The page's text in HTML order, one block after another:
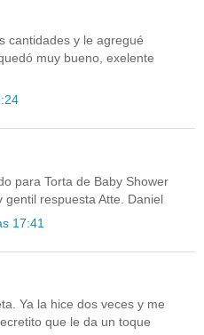
cantidades y le agregué
muy bueno, exelente
para Torta de Baby Shower
respuesta Atte. Daniel
17:41
Ya la hice dos veces y me
que le da un toque